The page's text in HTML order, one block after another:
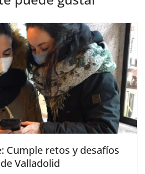
Cumple retos y desafíos
Valladolid